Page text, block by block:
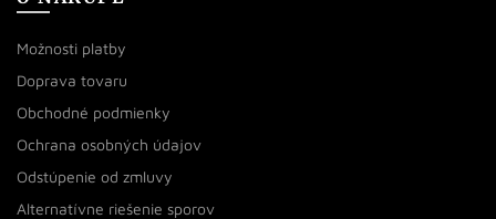
Možnosti platby
Doprava tovaru
Obchodné podmienky
Ochrana osobných údajov
Odstúpenie od zmluvy
Alternatívne riešenie sporov